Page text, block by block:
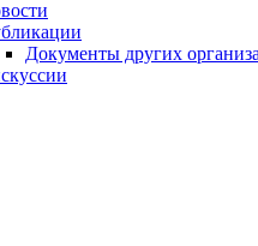
Документы других